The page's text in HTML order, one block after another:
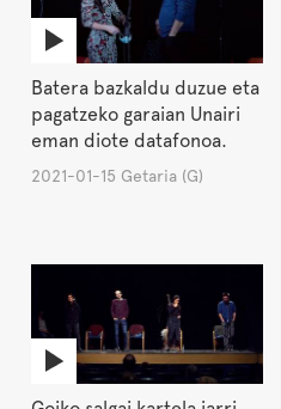
Batera bazkaldu duzue eta
pagatzeko garaian Unairi
eman diote datafonoa.
2021-01-15 Getaria (G)